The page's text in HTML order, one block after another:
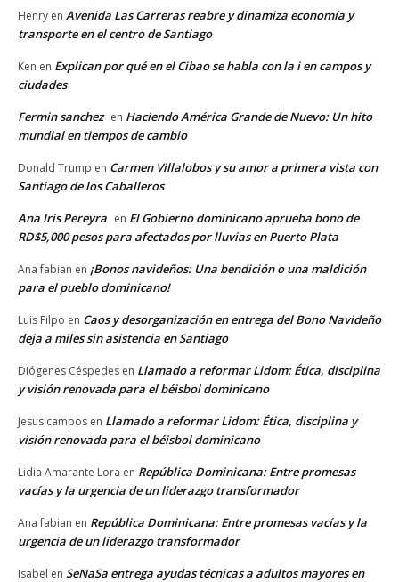
Henry en Avenida Las Carreras reabre y dinamiza economía y
transporte en el centro de Santiago
Ken en Explican por qué en el Cibao se habla con la i en campos y
ciudades
Fermin sanchez en Haciendo América Grande de Nuevo: Un hito
mundial en tiempos de cambio
Donald Trump en Carmen Villalobos y su amor a primera vista con
Santiago de los Caballeros
Ana Iris Pereyra en El Gobierno dominicano aprueba bono de
RD$5,000 pesos para afectados por lluvias en Puerto Plata
Ana fabian en ¡Bonos navideños: Una bendición o una maldición
para el pueblo dominicano!
Luis Filpo en Caos y desorganización en entrega del Bono Navideño
deja a miles sin asistencia en Santiago
Diógenes Céspedes en Llamado a reformar Lidom: Ética, disciplina
y visión renovada para el béisbol dominicano
Jesus campos en Llamado a reformar Lidom: Ética, disciplina y
visión renovada para el béisbol dominicano
Lidia Amarante Lora en República Dominicana: Entre promesas
vacías y la urgencia de un liderazgo transformador
Ana fabian en República Dominicana: Entre promesas vacías y la
urgencia de un liderazgo transformador
Isabel en SeNaSa entrega ayudas técnicas a adultos mayores en